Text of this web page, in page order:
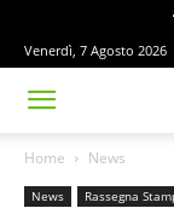
Venerdì, 7 Agosto 2026
Home News
News Rassegna